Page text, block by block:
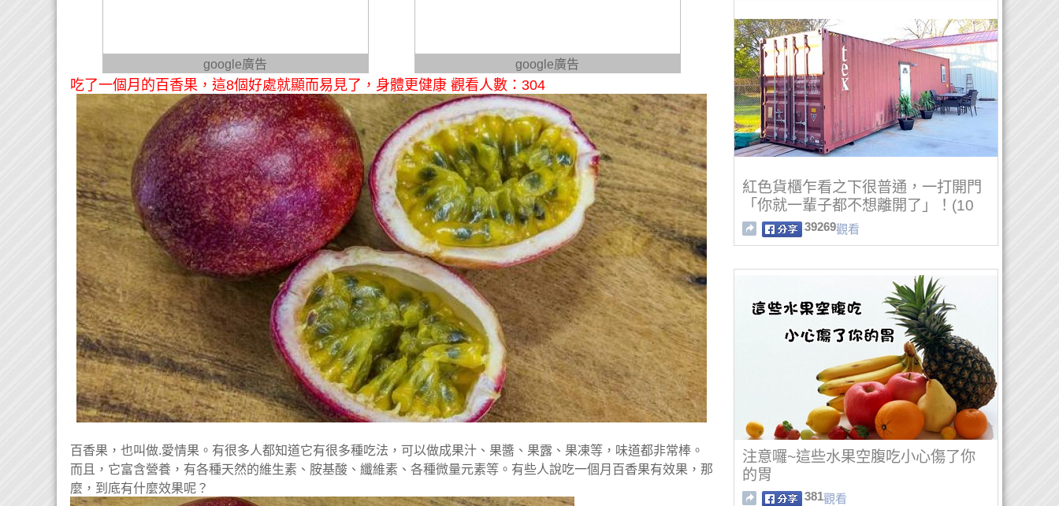
google廣告 google廣告
吃了一個月的百香果，這8個好處就顯而易見了，身體更健康 觀看人數：304
百香果，也叫做.愛情果。有很多人都知道它有很多種吃法，可以做成果汁、果醬、果露、果凍等，味道都非常棒。
而且，它富含營養，有各種天然的維生素、胺基酸、纖維素、各種微量元素等。有些人說吃一個月百香果有效果，那
麼，到底有什麼效果呢？
紅色貨櫃乍看之下很普通，一打開門
「你就一輩子都不想離開了」！(10
張)
39269觀看
注意囉~這些水果空腹吃小心傷了你
的胃
381觀看